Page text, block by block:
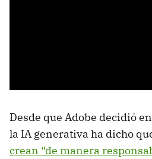
Desde que Adobe decidió
la IA generativa ha dicho
crean “de manera